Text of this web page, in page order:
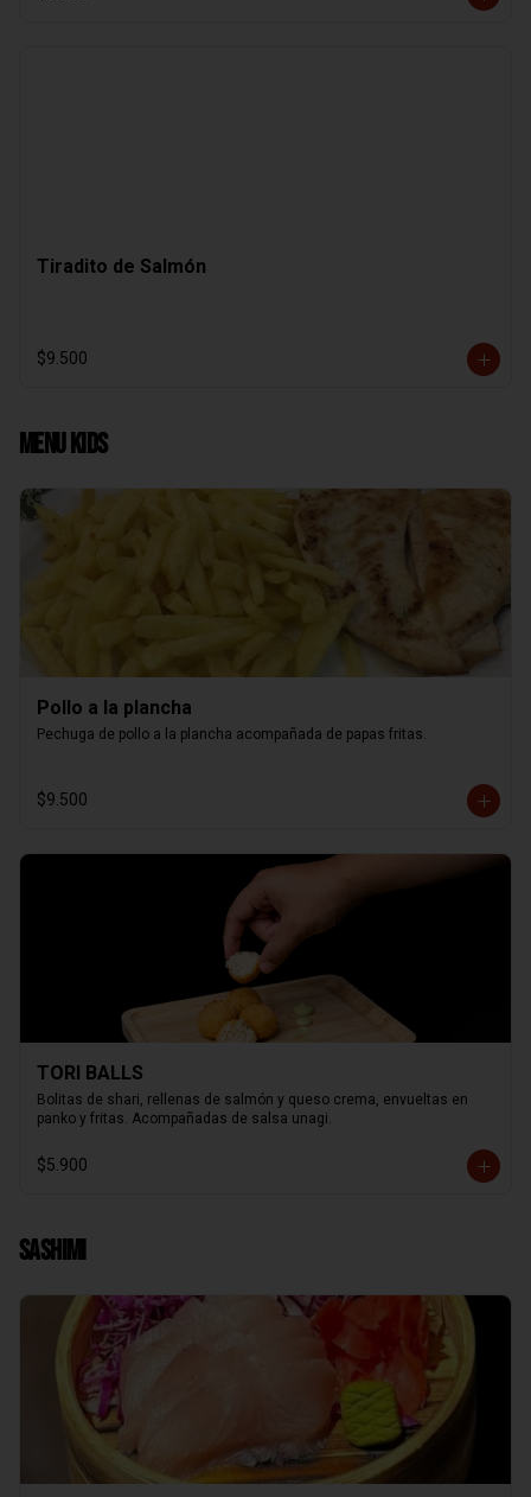
Tiradito de Salmón
$9.500
Menu Kids
Pollo a la plancha
Pechuga de pollo a la plancha acompañada de papas fritas.
$9.500
TORI BALLS
Bolitas de shari, rellenas de salmón y queso crema, envueltas en
panko y fritas. Acompañadas de salsa unagi.
$5.900
Sashimi